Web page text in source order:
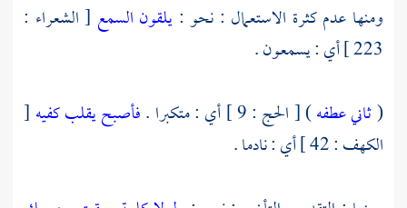
ومنها عدم كثرة الاستعمال : نحو : يلقون السمع [ الشعراء :
223 ] أي : يسمعون .
(ثاني عطفه) [ الحج : 9 ] أي : متكبرا . فأصبح يقلب كفيه [
الكهف : 42 ] أي : نادما .